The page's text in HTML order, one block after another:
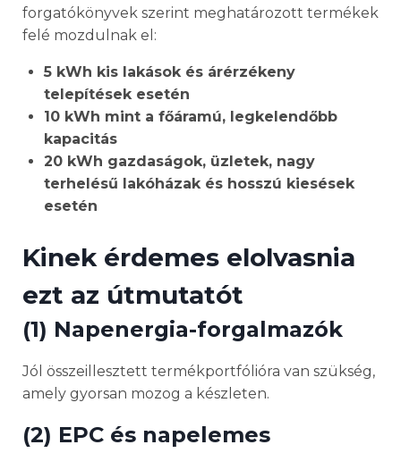
forgatókönyvek szerint meghatározott termékek
felé mozdulnak el:
5 kWh kis lakások és árérzékeny
telepítések esetén
10 kWh mint a főáramú, legkelendőbb
kapacitás
20 kWh gazdaságok, üzletek, nagy
terhelésű lakóházak és hosszú kiesések
esetén
Kinek érdemes elolvasnia
ezt az útmutatót
(1) Napenergia-forgalmazók
Jól összeillesztett termékportfólióra van szükség,
amely gyorsan mozog a készleten.
(2) EPC és napelemes